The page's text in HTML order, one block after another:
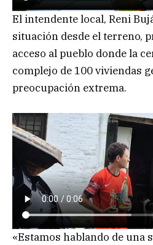
El intendente local, Reni
situación desde el terreno,
acceso al pueblo donde la
complejo de 100 viviendas
preocupación extrema.
«Estamos hablando de una